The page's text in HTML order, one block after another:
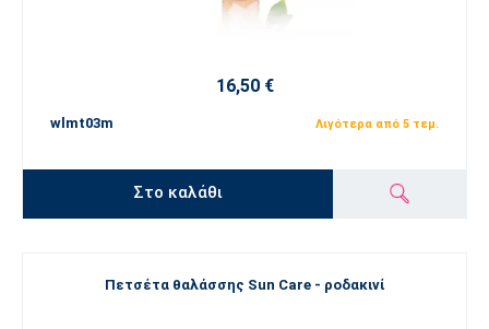
16,50 €
wlmt03m Λιγότερα από 5 τεμ.
Στο καλάθι
Πετσέτα θαλάσσης Sun Care - ροδακινί